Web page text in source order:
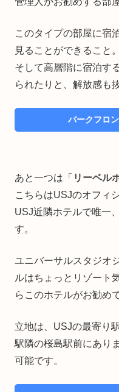
このタイプの部屋に宿
見ることができること。
そして高層階に宿泊す
られたりと、解放感も
パークフロ
あと一つは「 リーベル
こちらはUSJのオフィ
USJ近隣ホテルで唯一
す。
ユニバーサルスタジオ
ルはちょっとリゾート
らこのホテルがお勧め
立地は、USJの最寄り
駅隣の桜島駅前にあり
可能です。